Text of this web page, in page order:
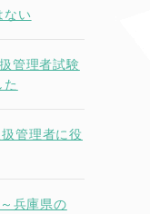
ない
管理者試験
管理者に役
兵庫県の